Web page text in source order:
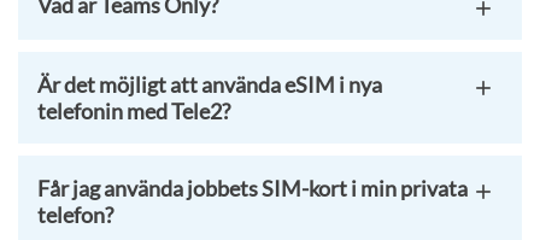
Är det möjligt att använda eSIM i nya
telefonin med Tele2?
Får jag använda jobbets SIM-kort i min privata
telefon?